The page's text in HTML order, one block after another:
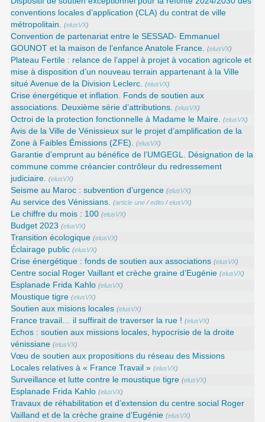
conventions locales d’application (CLA) du contrat de ville
métropolitain. (elusVX)
Convention de partenariat entre le SESSAD- Emmanuel
GOUNOT et la maison de l’enfance Anatole France. (elusVX)
Plateau Fertile : relance de l’appel à projet à vocation agricole et
mise à disposition d’un nouveau terrain appartenant à la Ville
situé Avenue de la Division Leclerc. (elusVX)
Crise énergétique et inflation. Fonds de soutien aux
associations. Deuxième série d’attributions. (elusVX)
Octroi de la protection fonctionnelle à Madame le Maire. (elusVX)
Avis de la Ville de Vénissieux sur le projet d’amplification de la
Zone à Faibles Émissions (ZFE). (elusVX)
Garantie d’emprunt au bénéfice de l’UMGEGL. Désignation de la
commune comme créancier contrôleur du redressement
judiciaire. (elusVX)
Seisme au Maroc : subvention d’urgence (elusVX)
Au service des Vénissians. (article une /edito /elusVX)
Le chiffre du mois : 100 (elusVX)
Budget 2023 (elusVX)
Transition écologique (elusVX)
Éclairage public (elusVX)
Crise énergétique : fonds de soutien aux associations (elusVX)
Centre social Roger Vaillant et crèche graine d’Eugénie (elusVX)
Esplanade Frida Kahlo (elusVX)
Moustique tigre (elusVX)
Soutien aux misions locales (elusVX)
France travail… il suffirait de traverser la rue ! (elusVX)
Echos : soutien aux missions locales, hypocrisie de la droite
vénissiane (elusVX)
Vœu de soutien aux propositions du réseau des Missions
Locales relatives à « France Travail » (elusVX)
Surveillance et lutte contre le moustique tigre (elusVX)
Esplanade Frida Kahlo (elusVX)
Travaux de réhabilitation et d’extension du centre social Roger
Vailland et de la crèche graine d’Eugénie (elusVX)